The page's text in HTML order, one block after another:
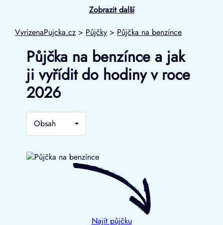
Zobrazit další
VyrizenaPujcka.cz > Půjčky > Půjčka na benzínce
Půjčka na benzínce a jak
ji vyřídit do hodiny v roce
2026
Obsah
Najít půjčku